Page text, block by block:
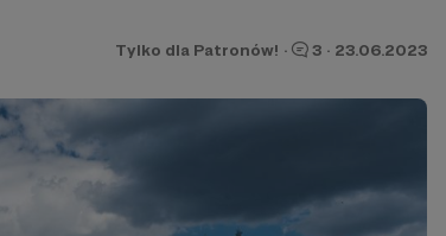
Tylko dla Patronów! · 3 · 23.06.2023